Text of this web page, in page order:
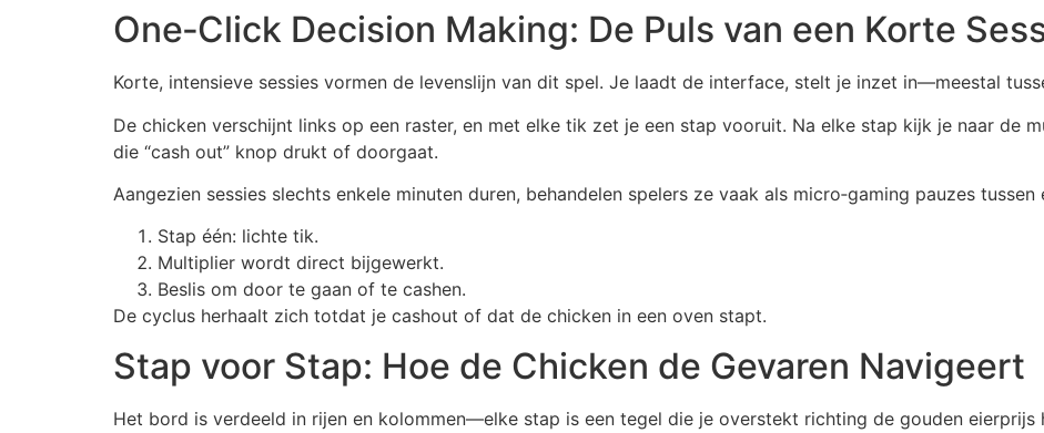
One‑Click Decision Making: De Puls van een Korte
Korte, intensieve sessies vormen de levenslijn van dit spel. Je laadt de interface, stelt je inzet in—meestal
De chicken verschijnt links op een raster, en met elke tik zet je een stap vooruit. Na elke stap kijk je naar de
die “cash out” knop drukt of doorgaat.
Aangezien sessies slechts enkele minuten duren, behandelen spelers ze vaak als micro‑gaming pauzes
Stap één: lichte tik.
Multiplier wordt direct bijgewerkt.
Beslis om door te gaan of te cashen.
De cyclus herhaalt zich totdat je cashout of dat de chicken in een oven stapt.
Stap voor Stap: Hoe de Chicken de Gevaren Navigeert
Het bord is verdeeld in rijen en kolommen—elke stap is een tegel die je overstekt richting de gouden eierprijs